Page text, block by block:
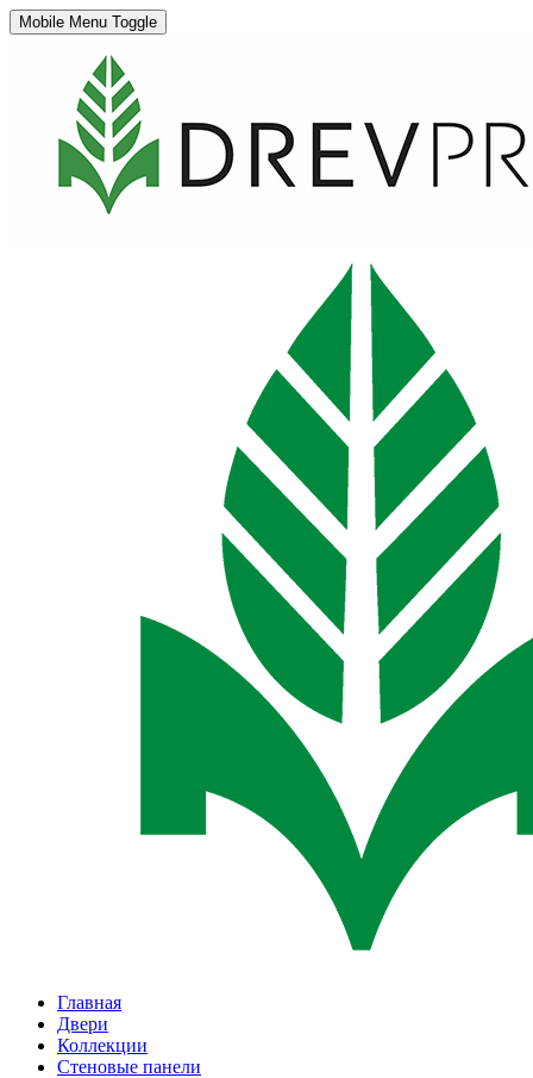
Mobile Menu Toggle
Главная
Двери
Коллекции
Стеновые панели